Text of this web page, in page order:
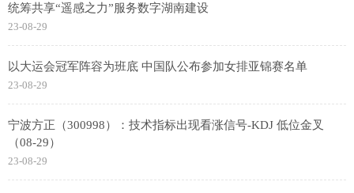
统筹共享“遥感之力”服务数字湖南建设
23-08-29
以大运会冠军阵容为班底 中国队公布参加女排亚锦赛名单
23-08-29
宁波方正（300998）：技术指标出现看涨信号-KDJ 低位金叉
（08-29）
23-08-29